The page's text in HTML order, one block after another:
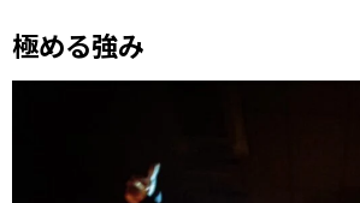
極める強み